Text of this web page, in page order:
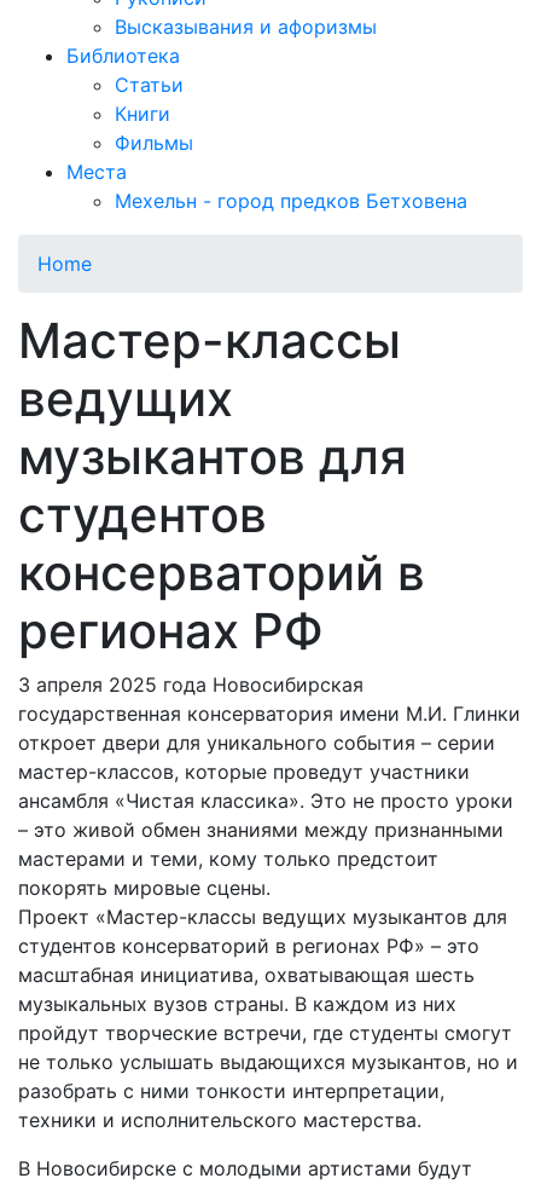
Высказывания и афоризмы
Библиотека
Статьи
Книги
Фильмы
Места
Мехельн - город предков Бетховена
Home
Мастер-классы
ведущих
музыкантов для
студентов
консерваторий в
регионах РФ
3 апреля 2025 года Новосибирская
государственная консерватория имени М.И. Глинки
откроет двери для уникального события – серии
мастер-классов, которые проведут участники
ансамбля «Чистая классика». Это не просто уроки
– это живой обмен знаниями между признанными
мастерами и теми, кому только предстоит
покорять мировые сцены.
Проект «Мастер-классы ведущих музыкантов для
студентов консерваторий в регионах РФ» – это
масштабная инициатива, охватывающая шесть
музыкальных вузов страны. В каждом из них
пройдут творческие встречи, где студенты смогут
не только услышать выдающихся музыкантов, но и
разобрать с ними тонкости интерпретации,
техники и исполнительского мастерства.
В Новосибирске с молодыми артистами будут